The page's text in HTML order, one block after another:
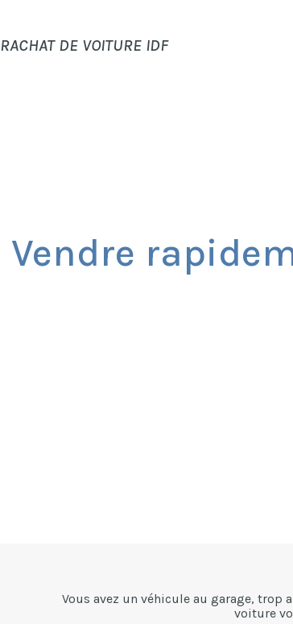
RACHAT DE VOITURE IDF
Vendre
Vous avez un véhicule au garage, trop
voiture